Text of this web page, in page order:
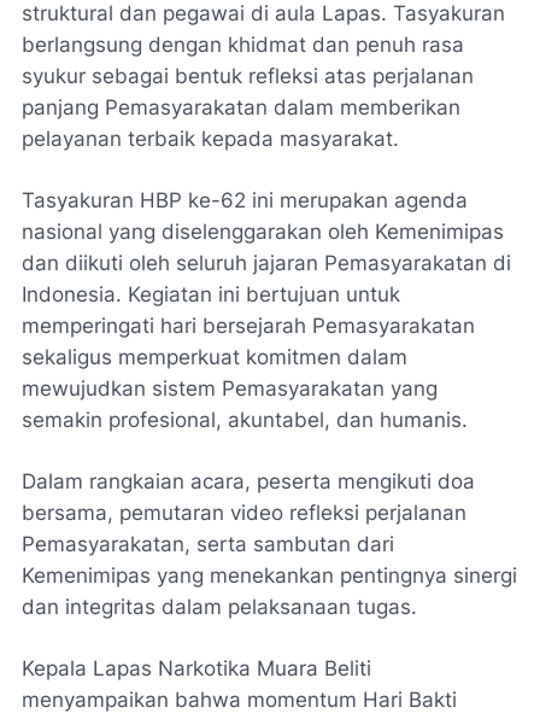
struktural dan pegawai di aula Lapas. Tasyakuran
berlangsung dengan khidmat dan penuh rasa
syukur sebagai bentuk refleksi atas perjalanan
panjang Pemasyarakatan dalam memberikan
pelayanan terbaik kepada masyarakat.
Tasyakuran HBP ke-62 ini merupakan agenda
nasional yang diselenggarakan oleh Kemenimipas
dan diikuti oleh seluruh jajaran Pemasyarakatan di
Indonesia. Kegiatan ini bertujuan untuk
memperingati hari bersejarah Pemasyarakatan
sekaligus memperkuat komitmen dalam
mewujudkan sistem Pemasyarakatan yang
semakin profesional, akuntabel, dan humanis.
Dalam rangkaian acara, peserta mengikuti doa
bersama, pemutaran video refleksi perjalanan
Pemasyarakatan, serta sambutan dari
Kemenimipas yang menekankan pentingnya sinergi
dan integritas dalam pelaksanaan tugas.
Kepala Lapas Narkotika Muara Beliti
menyampaikan bahwa momentum Hari Bakti